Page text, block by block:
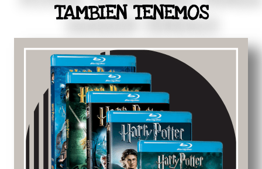
TAMBIEN TENEMOS